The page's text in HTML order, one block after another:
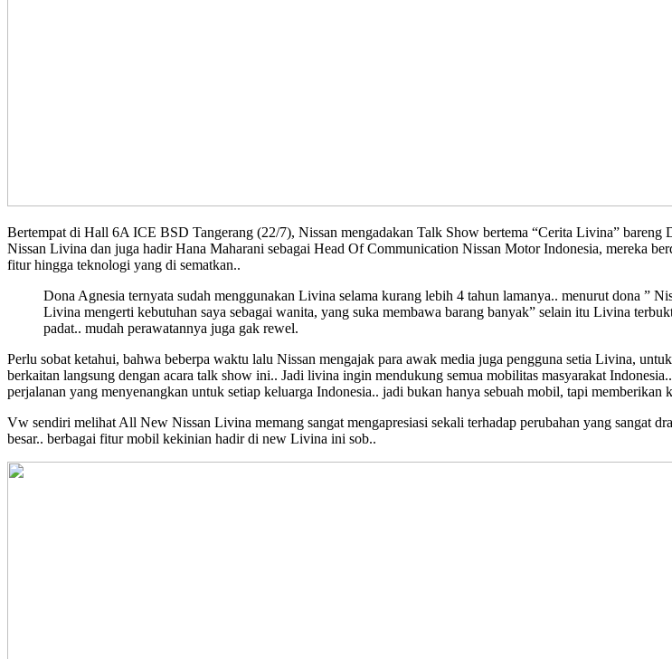
Bertempat di Hall 6A ICE BSD Tangerang (22/7), Nissan mengadakan Talk Show bertema “Cerita Livina”
Nissan Livina dan juga hadir Hana Maharani sebagai Head Of Communication Nissan Motor Indonesia, mereka
fitur hingga teknologi yang di sematkan..
Dona Agnesia ternyata sudah menggunakan Livina selama kurang lebih 4 tahun lamanya.. menurut dona ”
Livina mengerti kebutuhan saya sebagai wanita, yang suka membawa barang banyak” selain itu Livina
padat.. mudah perawatannya juga gak rewel.
Perlu sobat ketahui, bahwa beberpa waktu lalu Nissan mengajak para awak media juga pengguna setia Livina,
berkaitan langsung dengan acara talk show ini.. Jadi livina ingin mendukung semua mobilitas masyarakat
perjalanan yang menyenangkan untuk setiap keluarga Indonesia.. jadi bukan hanya sebuah mobil, tapi
Vw sendiri melihat All New Nissan Livina memang sangat mengapresiasi sekali terhadap perubahan yang sangat
besar.. berbagai fitur mobil kekinian hadir di new Livina ini sob..